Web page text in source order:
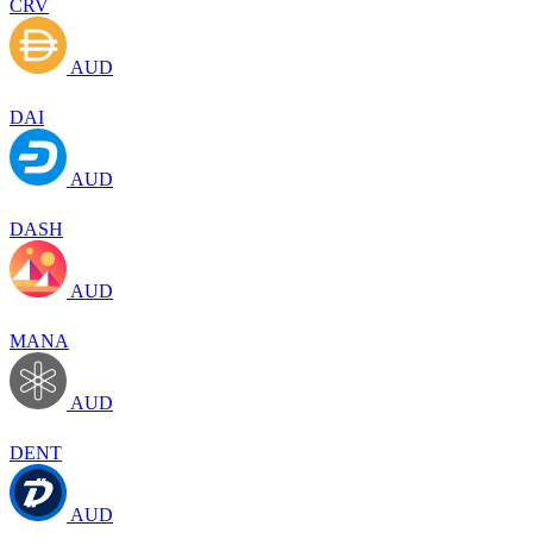
CRV
AUD
DAI
AUD
DASH
AUD
MANA
AUD
DENT
AUD